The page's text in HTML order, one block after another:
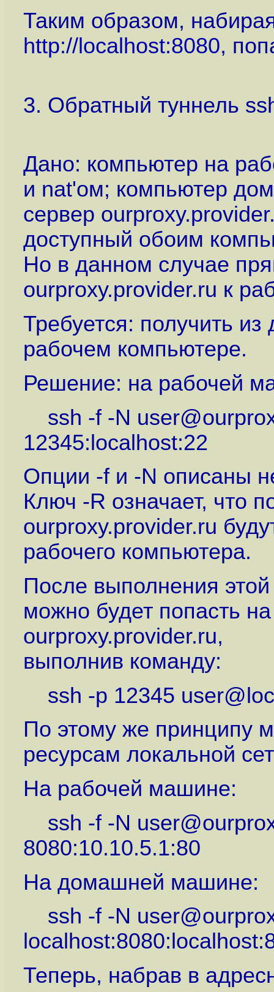
Таким образом,
http://localhost:8080,
3. Обратный туннель
Дано: компьютер на
и nat'ом; компьютер
сервер
доступный обоим
Но в данном случае
ourproxy.provider.ru к
Требуется: получить
рабочем компьютере.
Решение: на рабочей
ssh -f -N
12345:localhost:22
Опции -f и -N описаны
Ключ -R означает, что
ourproxy.provider.ru
рабочего компьютера.
После выполнения
можно будет попасть
ourproxy.provider.ru,
выполнив команду:
ssh -p 12345
По этому же принципу
ресурсам локальной
На рабочей машине:
ssh -f -N
8080:10.10.5.1:80
На домашней машине:
ssh -f -N
Теперь, набрав в